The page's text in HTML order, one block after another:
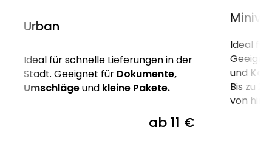
Urban
Ideal für schnelle Lieferungen in der
Stadt. Geeignet für Dokumente,
Umschlägeund kleine Pakete.
ab 11 €
Ideal für
und
Bis zu 2
von